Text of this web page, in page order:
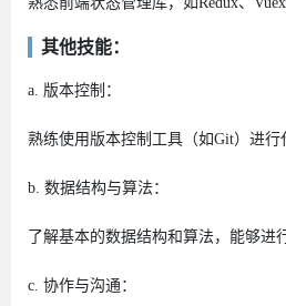
其他技能：
a. 版本控制：
熟练使用版本控制工具（如Git）进行
b. 数据结构与算法：
了解基本的数据结构和算法，能够进
c. 协作与沟通：